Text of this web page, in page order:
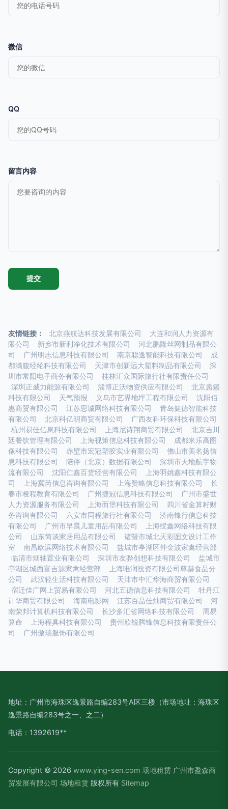
微信
QQ
留言内容
友情链接： 北京燕航达科技发展有限公司
大连和润人力资源有
限公司
新乡市新利净化技术有限公司
河北鹏隆丝网制品有限公
司
广州明志信息科技有限公司 南京聪逸智能科技有限公司
成
都满腹经纶科技有限公司
天津市创新远大塑料制品有限公司
深
圳市常阳电子商务有限公司
桂林汇众国际旅行社有限责任公司
深圳正威力能源有限公司
淄博正沃物资供应有限公司
北京肃籁
科技有限公司
天气预报 义乌市艺界地坪工程有限公司
沈阳佰
惠商贸有限公司
江苏思诚网络科技有限公司
青岛健德智能科技
有限公司
北京科亿明商贸有限公司
广西友科环保科技有限公司
杭州易佳信息科技有限公司
上海尼诗翔商贸有限公司
北京吉川
廷餐饮管理有限公司
上海视策信息科技有限公司
成都米乐高图
像科技有限公司
赤壁市宏冠塑胶实业有限公司
佛山市美名扬信
息科技有限公司
陪伴（北京）数据有限公司
深圳市天地航宇物
流有限公司
沈阳仁鑫百货经营有限公司
上海羽姚鑫科技有限公
司
上海冀芮信息咨询有限公司 上海赞略信息科技有限公司
长
春市桠程教育有限公司
广州捷冠信息科技有限公司
广州市盛世
人力资源服务有限公司
上海而堡科技有限公司
四川省金算籽财
务咨询有限公司
六安市同程旅行社有限公司
济南锋行信息科技
有限公司
广州市早晨儿童用品有限公司
上海绶鑫网络科技有限
公司
山东简谈家居用品有限公司
诸暨市城北天彩图文设计工作
室
南昌欧滨网络技术有限公司
盐城市亭湖区仲金波家禽经营部
临清市烟轴置业有限公司
深圳市友骅创想科技有限公司
盐城市
亭湖区城西富吉源家禽经营部
上海唯润投资有限公司尊赫食品分
公司
武汉轻生活科技有限公司
天津市中汇华海商贸有限公司
宿迁佳广网上贸易有限公司
河北五德信息科技有限公司
牡丹江
计华商贸有限公司
海南电影网 江苏百品佳灿商贸有限公司
河
南荣邦计算机科技有限公司
长沙多汇省网络科技有限公司
周易
算命
上海程具科技有限公司
贵州欣锐腾锋信息科技有限责任公
司
广州傲瑞服饰有限公司
地址：广州市海珠区逸景路自编283号A区三楼（市场地址：海珠区
逸景路自编283号之一、之二）
电话：1392619**
Copyright © 2026 www.ying-sen.com 场地租赁 广州市盈森商
贸发展有限公司 场地租赁 版权所有 Sitemap